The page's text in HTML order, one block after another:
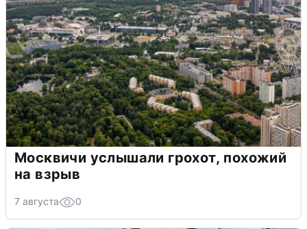
Москвичи услышали грохот, похожий
на взрыв
7 августа 0